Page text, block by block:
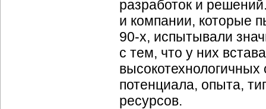
разработок и
и компании, которые
90-х, испытывали
с тем, что у них
потенциала, опыта,
ресурсов.